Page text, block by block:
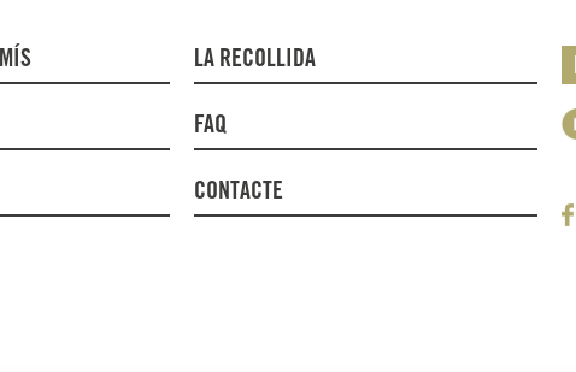
LA RECOLLIDA
FAQ
CONTACTE